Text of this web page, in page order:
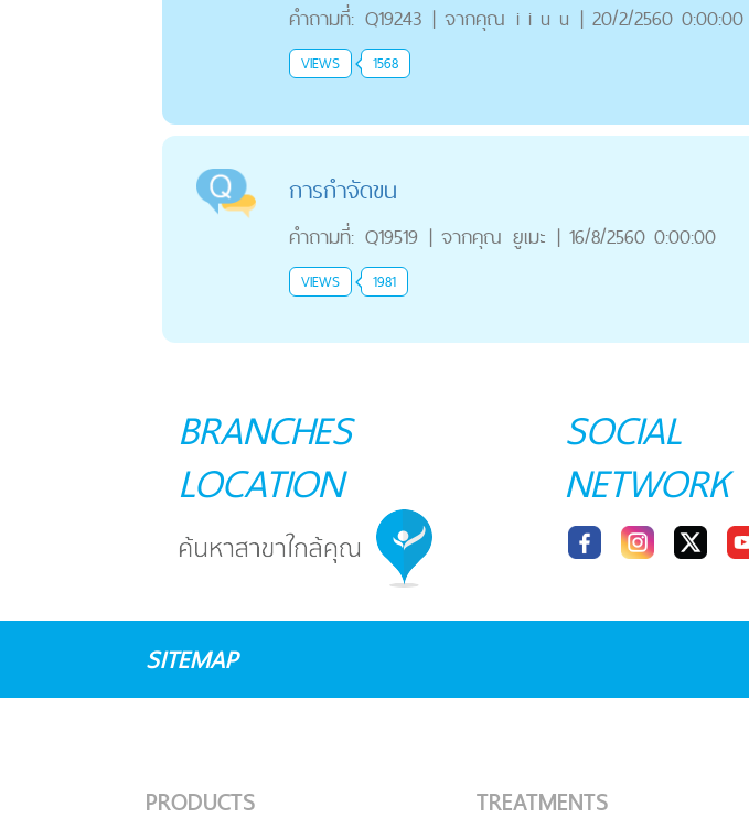
คำถามที่: Q19243 | จากคุณ i i u u | 20/2/2560 0:00:00
VIEWS 1568
การกำจัดขน
คำถามที่: Q19519 | จากคุณ ยูเมะ | 16/8/2560 0:00:00
VIEWS 1981
BRANCHES
LOCATION
SOCIAL
NETWORK
SITEMAP
PRODUCTS TREATMENTS